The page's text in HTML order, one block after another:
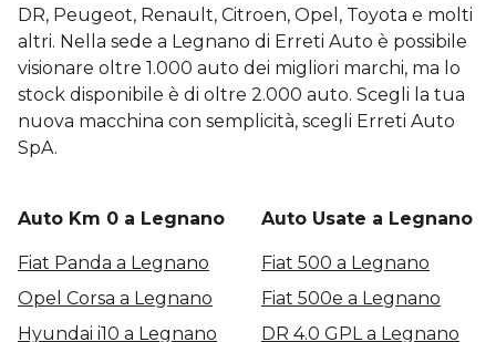
DR, Peugeot, Renault, Citroen, Opel, Toyota e molti
altri. Nella sede a Legnano di Erreti Auto è possibile
visionare oltre 1.000 auto dei migliori marchi, ma lo
stock disponibile è di oltre 2.000 auto. Scegli la tua
nuova macchina con semplicità, scegli Erreti Auto
SpA.
Auto Km 0 a Legnano
Fiat Panda a Legnano
Opel Corsa a Legnano
Hyundai i10 a Legnano
Auto Usate a Legnano
Fiat 500 a Legnano
Fiat 500e a Legnano
DR 4.0 GPL a Legnano